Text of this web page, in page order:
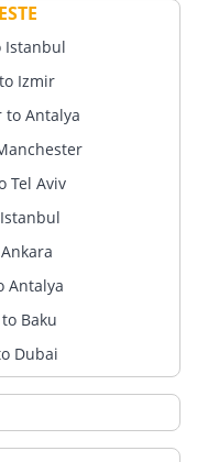
Istanbul
Izmir
to Antalya
Tel Aviv
Antalya
Baku
Dubai